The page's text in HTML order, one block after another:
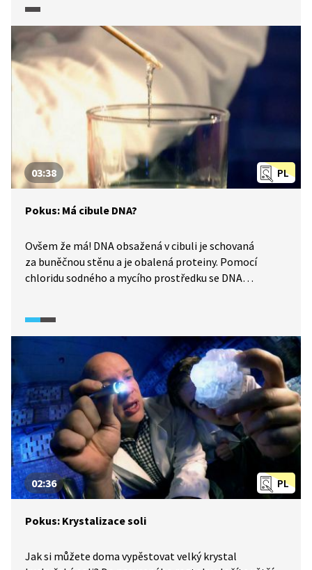
odstředivku vyrobenou z jízdního kola, která nám
umožní rychlé rozdělení směsi.
PL
03:38
Pokus: Má cibule DNA?
Ovšem že má! DNA obsažená v cibuli je schovaná
za buněčnou stěnu a je obalená proteiny. Pomocí
chloridu sodného a mycího prostředku se DNA
rozpuštěné ve vodě a přidáním studeného alkoholu
molekuly DNA dokonce uvidíme.
PL
02:36
Pokus: Krystalizace soli
Jak si můžete doma vypěstovat velký krystal